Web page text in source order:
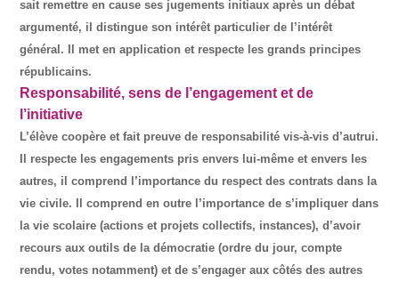
sait remettre en cause ses jugements initiaux après un débat
argumenté, il distingue son intérêt particulier de l’intérêt
général. Il met en application et respecte les grands principes
républicains.
Responsabilité, sens de l’engagement et de
l’initiative
L’élève coopère et fait preuve de responsabilité vis-à-vis d’autrui.
Il respecte les engagements pris envers lui-même et envers les
autres, il comprend l’importance du respect des contrats dans la
vie civile. Il comprend en outre l’importance de s’impliquer dans
la vie scolaire (actions et projets collectifs, instances), d’avoir
recours aux outils de la démocratie (ordre du jour, compte
rendu, votes notamment) et de s’engager aux côtés des autres